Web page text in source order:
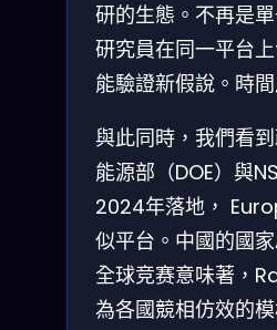
研的生態。不再是
研究員在同一平台
能驗證新假說。時
與此同時，我們看
能源部（DOE）與
2024年落地，
似平台。中國的國
全球竞赛意味著，
為各國競相仿效的模